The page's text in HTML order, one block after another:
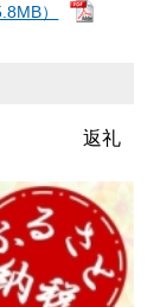
）
↓ 返礼